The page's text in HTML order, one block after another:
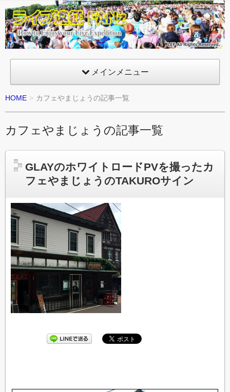
ライ
ブ遠
征
FANz
メインメニュー
HOME カフェやまじょうの記事一覧
カフェやまじょうの記事一覧
GLAYのホワイトロードPVを撮ったカ
フェやまじょうのTAKUROサイン